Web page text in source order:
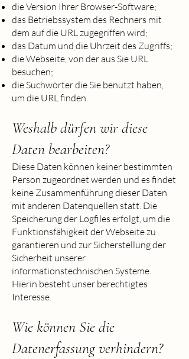
die Version Ihrer Browser-Software;
das Betriebssystem des Rechners mit
dem auf die URL zugegriffen wird;
das Datum und die Uhrzeit des Zugriffs;
die Webseite, von der aus Sie URL
besuchen;
die Suchwörter die Sie benutzt haben,
um die URL finden.
Weshalb dürfen wir diese
Daten bearbeiten?
Diese Daten können keiner bestimmten
Person zugeordnet werden und es findet
keine Zusammenführung dieser Daten
mit anderen Datenquellen statt. Die
Speicherung der Logfiles erfolgt, um die
Funktionsfähigkeit der Webseite zu
garantieren und zur Sicherstellung der
Sicherheit unserer
informationstechnischen Systeme.
Hierin besteht unser berechtigtes
Interesse.
Wie können Sie die
Datenerfassung verhindern?